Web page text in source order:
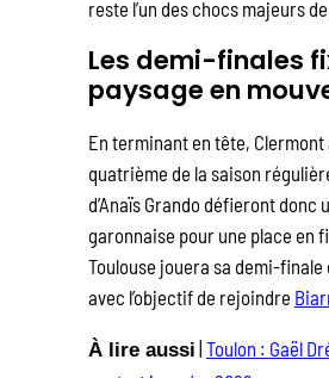
reste l’un des chocs majeurs
Les demi-finales
paysage en
En terminant en tête,
quatrième de la saison
d’Anaïs Grando défieront
garonnaise pour une place en
Toulouse jouera sa demi-finale
avec l’objectif de rejoindre
À lire aussi Toulon : Gaël